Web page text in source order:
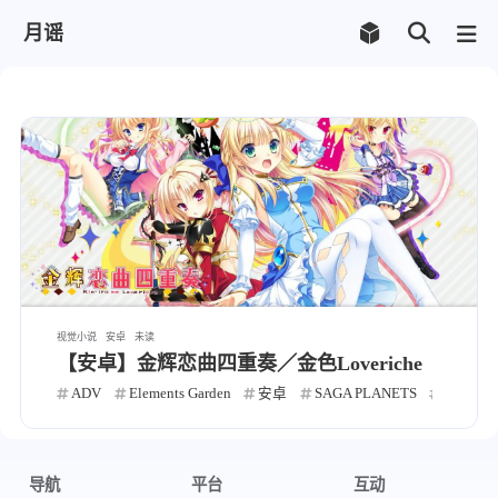
月谣
视觉小说 安卓 未读
【安卓】金辉恋曲四重奏／金色Loveriche
ADV Elements Garden 安卓 SAGA PLANETS
导航 平台 互动